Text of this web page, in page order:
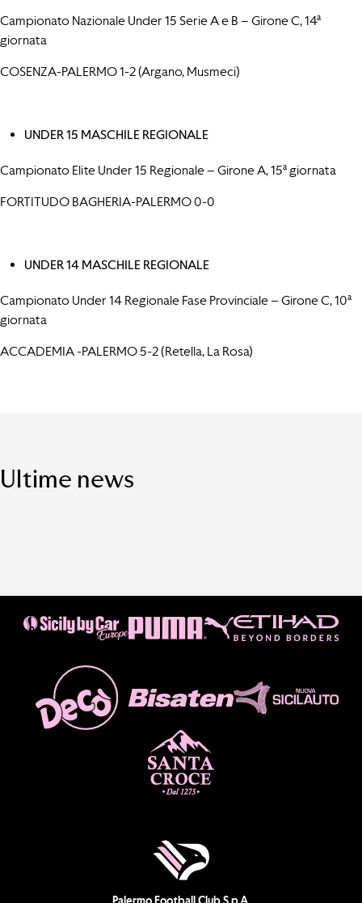
Campionato Nazionale Under 15 Serie A e B – Girone C, 14ª
giornata
COSENZA-PALERMO 1-2 (Argano, Musmeci)
UNDER 15 MASCHILE REGIONALE
Campionato Elite Under 15 Regionale – Girone A, 15ª giornata
FORTITUDO BAGHERIA-PALERMO 0-0
UNDER 14 MASCHILE REGIONALE
Campionato Under 14 Regionale Fase Provinciale – Girone C, 10ª
giornata
ACCADEMIA -PALERMO 5-2 (Retella, La Rosa)
Ultime news